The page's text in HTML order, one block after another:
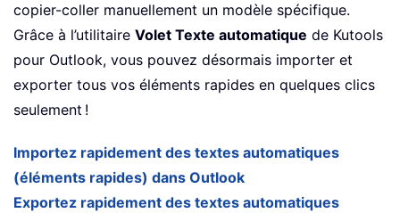
copier-coller manuellement un modèle spécifique.
Grâce à l’utilitaire Volet Texte automatique de Kutools
pour Outlook, vous pouvez désormais importer et
exporter tous vos éléments rapides en quelques clics
seulement !
Importez rapidement des textes automatiques
(éléments rapides) dans Outlook
Exportez rapidement des textes automatiques